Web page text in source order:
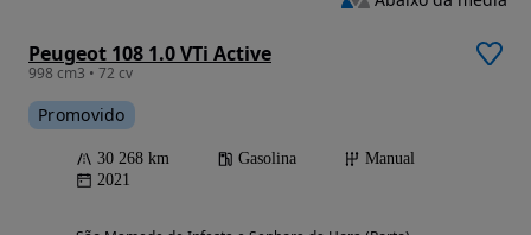
Peugeot 108 1.0 VTi Active
998 cm3 • 72 cv
Promovido
30 268 km Gasolina
Manual
2021